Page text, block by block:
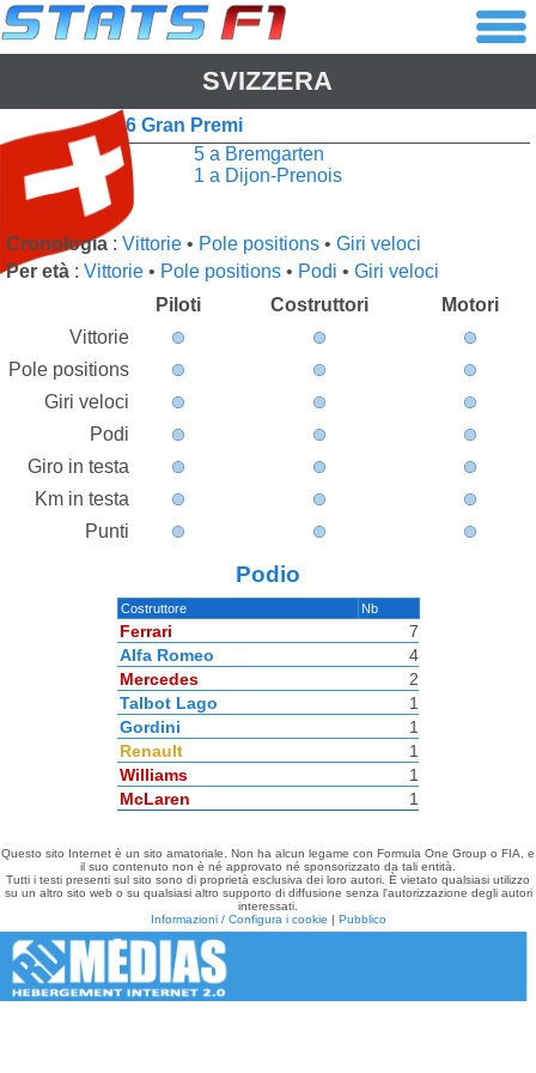
SVIZZERA
6 Gran Premi
5 a Bremgarten
1 a Dijon-Prenois
Cronologia : Vittorie • Pole positions • Giri veloci
Per età : Vittorie • Pole positions • Podi • Giri veloci
Piloti
Costruttori
Motori
Vittorie
Pole positions
Giri veloci
Podi
Giro in testa
Km in testa
Punti
Podio
Costruttore Nb
Ferrari
7
Alfa Romeo
4
Mercedes
2
Talbot Lago
1
Gordini
1
Renault
1
Williams
1
McLaren
1
Questo sito Internet è un sito amatoriale. Non ha alcun legame con Formula One Group o FIA, e
il suo contenuto non è né approvato né sponsorizzato da tali entità.
Tutti i testi presenti sul sito sono di proprietà esclusiva dei loro autori. È vietato qualsiasi utilizzo
su un altro sito web o su qualsiasi altro supporto di diffusione senza l'autorizzazione degli autori
interessati.
Informazioni / Configura i cookie | Pubblico